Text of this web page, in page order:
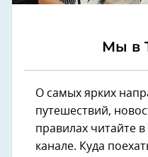
Мы в
О самых ярких
путешествий,
правилах читайте
канале. Куда